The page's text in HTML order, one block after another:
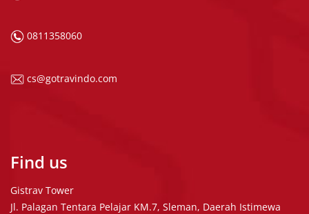
0811358060
cs@gotravindo.com
Find us
Gistrav Tower
Jl. Palagan Tentara Pelajar KM.7, Sleman, Daerah Istimewa